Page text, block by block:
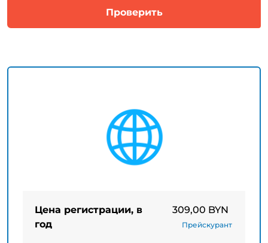
Цена регистрации, в
год
309,00 BYN
Прейскурант